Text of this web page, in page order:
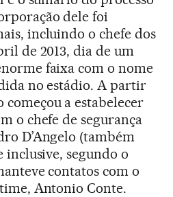
dele foi
incluindo o chefe dos
de 2013, dia de um
faixa com o nome
no estádio. A partir
a estabelecer
o chefe de segurança
D’Angelo (também
segundo o
contatos com o
Antonio Conte.